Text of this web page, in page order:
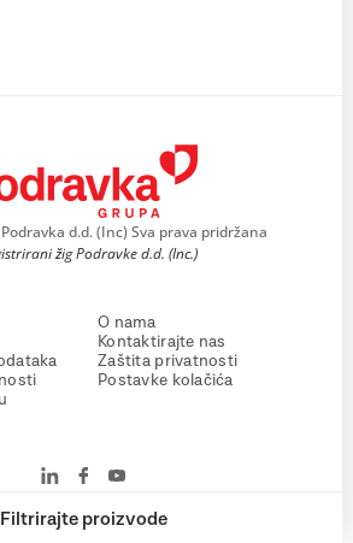
Filtrirajte proizvode
d.d. (Inc) Sva prava pridržana
žig Podravke d.d. (Inc.)
O nama
Kontaktirajte nas
Zaštita privatnosti
Postavke kolačića